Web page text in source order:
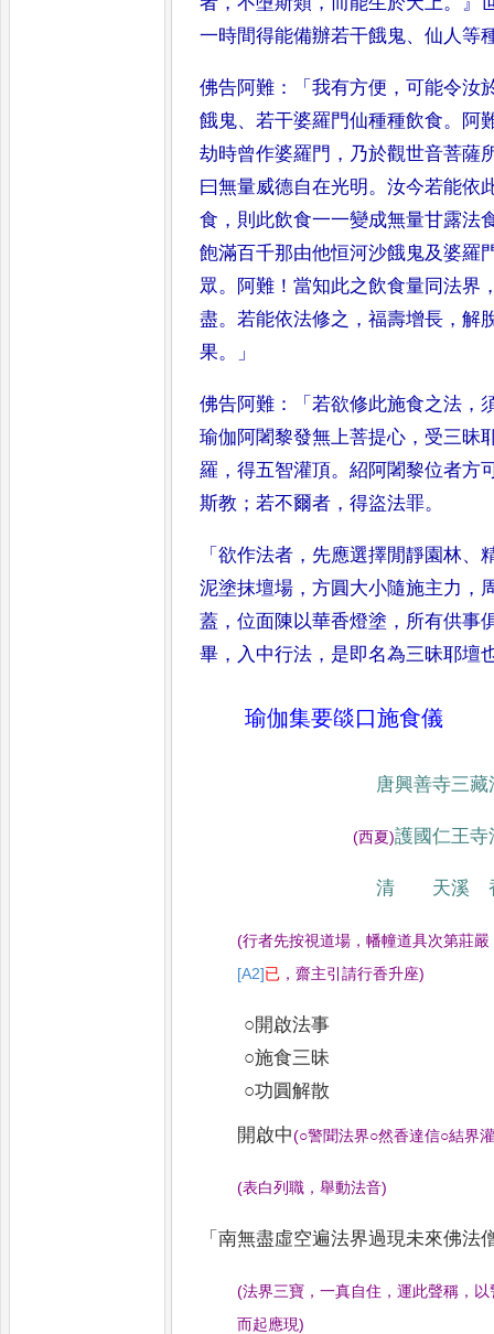
一時間得能備辦若干餓鬼、仙人等
佛告阿難 ：「我有方便 ，可能令汝
餓鬼、若干婆羅門仙種種飲食。 阿
劫時曾作婆羅門 ， 乃於觀世音菩薩
曰無量威德自在光明。汝今若能依
食 ， 則此飲食一一變成無量甘露法
飽滿百千那由他恒河沙餓鬼及婆羅
眾。 阿難 ！當知此之飲食量同法界
盡。若能依法修之 ，福壽增長 ，解
果。」
佛告阿難 ：「若欲修此施食之法 ，
瑜伽阿闍黎發無上菩提心 ， 受三昧
羅 ，得五智灌頂。紹阿闍黎位者方
斯教 ；若不爾者 ，得盜法罪。
「欲作法者 ， 先應選擇閒靜園林、
泥塗抹壇場 ，方圓大小隨施主力 ，
蓋 ，位面陳以華香燈塗 ， 所有供事
畢 ， 入中行法 ， 是即名為三昧耶壇
瑜伽集要燄口施食儀
唐興善寺三
(西夏)護國仁王
清 天溪 香
(行者先按視道場 ，幡幢道具次第莊嚴
[A2]已 ，齋主引請行香升座)
○開啟法事
○施食三昧
○功圓解散
開啟中(○警聞法界○然香達信○結界
(表白列職 ，舉動法音)
「南無盡虛空遍法界過現未來佛法
(法界三寶 ，一真自住 ，運此聲稱 ，
而起應現)